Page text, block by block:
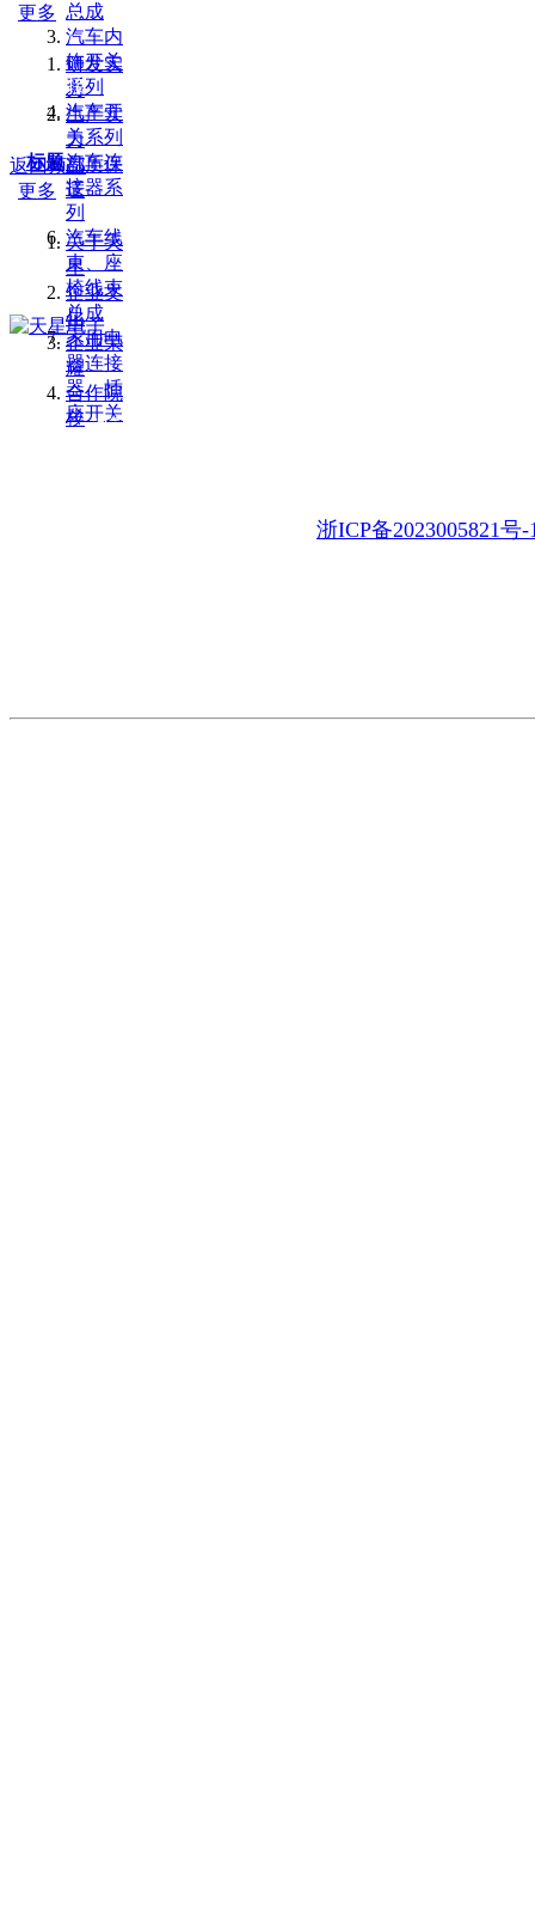
总成
汽车内
饰开关
系列
汽车开
关系列
汽车连
接器系
列
汽车线
束、座
椅线束
总成
家用电
器连接
器、插
座开关
更多
研发实
力
生产实
力
品质保
证
标题
更多
关于天
星
企业文
化
企业荣
耀
合作院
校
地 址：浙江省乐清市乐清湾临港经开区虹南路11号
浙ICP备2023005821号-
友情链接：
返回顶部